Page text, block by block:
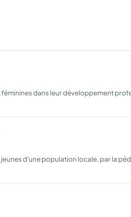
dans leur développement
d'une population locale, par la